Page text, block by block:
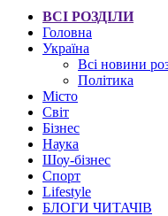
ВСІ РОЗДІЛИ
Головна
Україна
Всі новини
Політика
Місто
Світ
Бізнес
Наука
Шоу-бізнес
Спорт
Lifestyle
БЛОГИ ЧИТАЧІВ